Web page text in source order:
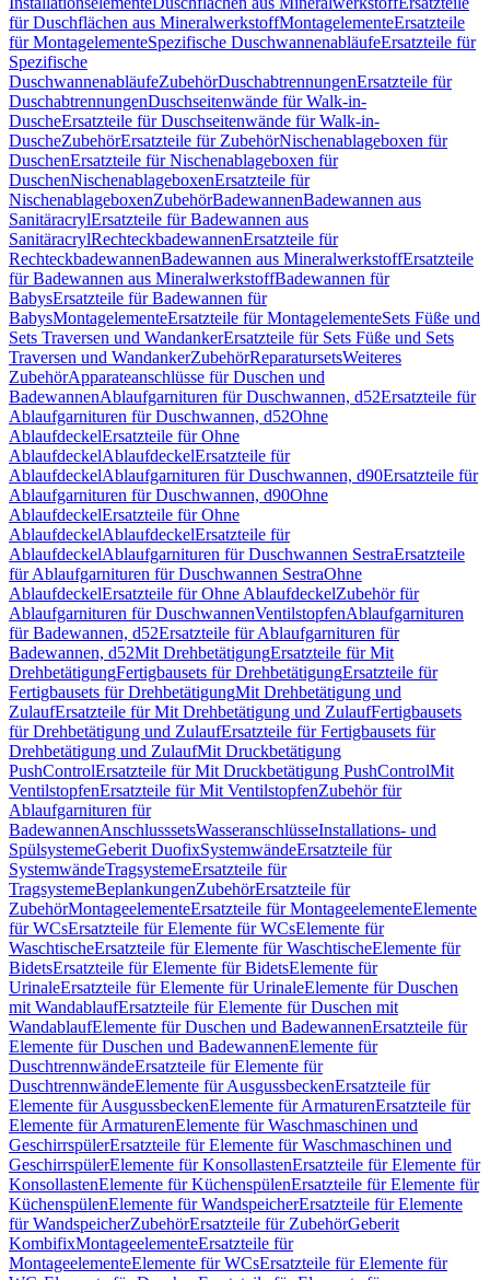
für Duschflächen aus MineralwerkstoffMontagelementeErsatzteile
für MontagelementeSpezifische DuschwannenabläufeErsatzteile für
Spezifische
DuschwannenabläufeZubehörDuschabtrennungenErsatzteile für
DuschabtrennungenDuschseitenwände für Walk-in-
DuscheErsatzteile für Duschseitenwände für Walk-in-
DuscheZubehörErsatzteile für ZubehörNischenablageboxen für
DuschenErsatzteile für Nischenablageboxen für
DuschenNischenablageboxenErsatzteile für
NischenablageboxenZubehörBadewannenBadewannen aus
SanitäracrylErsatzteile für Badewannen aus
SanitäracrylRechteckbadewannenErsatzteile für
RechteckbadewannenBadewannen aus MineralwerkstoffErsatzteile
für Badewannen aus MineralwerkstoffBadewannen für
BabysErsatzteile für Badewannen für
BabysMontagelementeErsatzteile für MontagelementeSets Füße und
Sets Traversen und WandankerErsatzteile für Sets Füße und Sets
Traversen und WandankerZubehörReparatursetsWeiteres
ZubehörApparateanschlüsse für Duschen und
BadewannenAblaufgarnituren für Duschwannen, d52Ersatzteile für
Ablaufgarnituren für Duschwannen, d52Ohne
AblaufdeckelErsatzteile für Ohne
AblaufdeckelAblaufdeckelErsatzteile für
AblaufdeckelAblaufgarnituren für Duschwannen, d90Ersatzteile für
Ablaufgarnituren für Duschwannen, d90Ohne
AblaufdeckelErsatzteile für Ohne
AblaufdeckelAblaufdeckelErsatzteile für
AblaufdeckelAblaufgarnituren für Duschwannen SestraErsatzteile
für Ablaufgarnituren für Duschwannen SestraOhne
AblaufdeckelErsatzteile für Ohne AblaufdeckelZubehör für
Ablaufgarnituren für DuschwannenVentilstopfenAblaufgarnituren
für Badewannen, d52Ersatzteile für Ablaufgarnituren für
Badewannen, d52Mit DrehbetätigungErsatzteile für Mit
DrehbetätigungFertigbausets für DrehbetätigungErsatzteile für
Fertigbausets für DrehbetätigungMit Drehbetätigung und
ZulaufErsatzteile für Mit Drehbetätigung und ZulaufFertigbausets
für Drehbetätigung und ZulaufErsatzteile für Fertigbausets für
Drehbetätigung und ZulaufMit Druckbetätigung
PushControlErsatzteile für Mit Druckbetätigung PushControlMit
VentilstopfenErsatzteile für Mit VentilstopfenZubehör für
Ablaufgarnituren für
BadewannenAnschlusssetsWasseranschlüsseInstallations- und
SpülsystemeGeberit DuofixSystemwändeErsatzteile für
SystemwändeTragsystemeErsatzteile für
TragsystemeBeplankungenZubehörErsatzteile für
ZubehörMontageelementeErsatzteile für MontageelementeElemente
für WCsErsatzteile für Elemente für WCsElemente für
WaschtischeErsatzteile für Elemente für WaschtischeElemente für
BidetsErsatzteile für Elemente für BidetsElemente für
UrinaleErsatzteile für Elemente für UrinaleElemente für Duschen
mit WandablaufErsatzteile für Elemente für Duschen mit
WandablaufElemente für Duschen und BadewannenErsatzteile für
Elemente für Duschen und BadewannenElemente für
DuschtrennwändeErsatzteile für Elemente für
DuschtrennwändeElemente für AusgussbeckenErsatzteile für
Elemente für AusgussbeckenElemente für ArmaturenErsatzteile für
Elemente für ArmaturenElemente für Waschmaschinen und
GeschirrspülerErsatzteile für Elemente für Waschmaschinen und
GeschirrspülerElemente für KonsollastenErsatzteile für Elemente für
KonsollastenElemente für KüchenspülenErsatzteile für Elemente für
KüchenspülenElemente für WandspeicherErsatzteile für Elemente
für WandspeicherZubehörErsatzteile für ZubehörGeberit
KombifixMontageelementeErsatzteile für
MontageelementeElemente für WCsErsatzteile für Elemente für